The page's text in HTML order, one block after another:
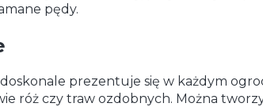
pędy.
prezentuje się w każdym
róż czy traw ozdobnych. Można